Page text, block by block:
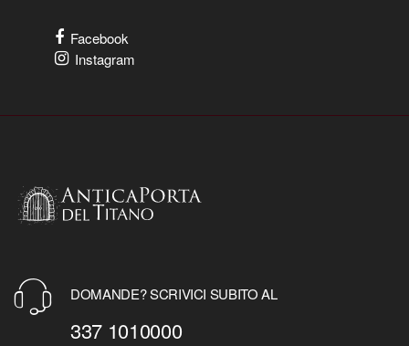
Facebook
Instagram
DOMANDE? SCRIVICI SUBITO AL
337 1010000